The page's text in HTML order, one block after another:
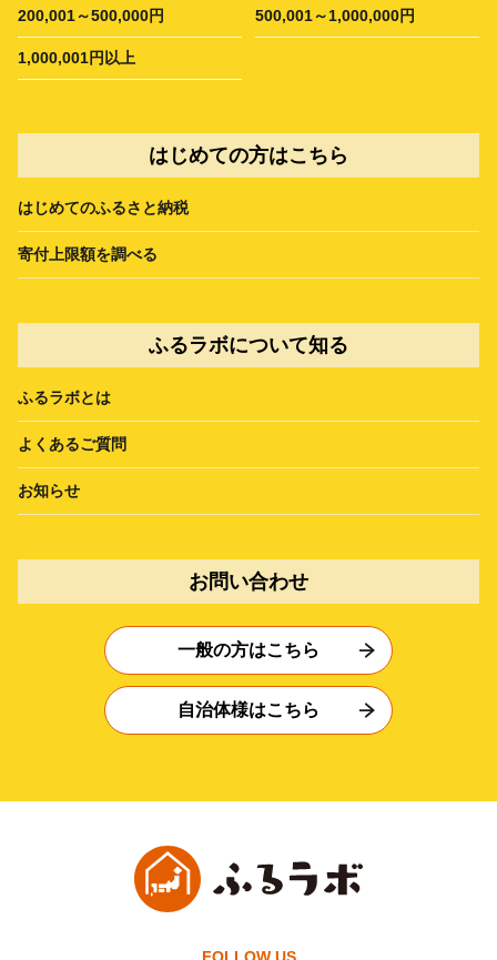
200,001～500,000円 500,001～1,000,000円
1,000,001円以上
はじめての方はこちら
はじめてのふるさと納税
寄付上限額を調べる
ふるラボについて知る
ふるラボとは
よくあるご質問
お知らせ
お問い合わせ
一般の方はこちら
自治体様はこちら